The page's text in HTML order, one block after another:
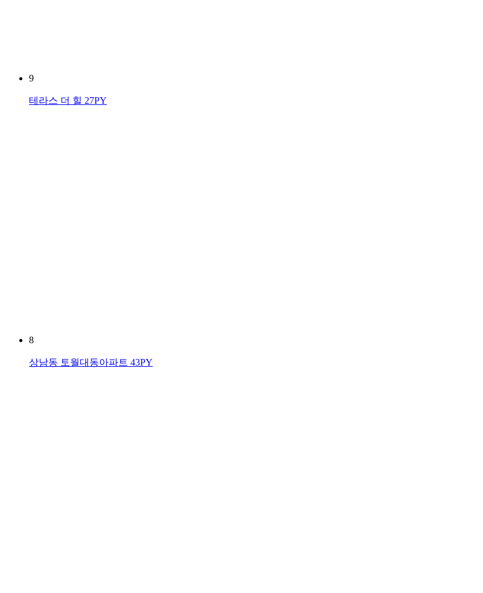
9
테라스 더 힐 27PY
8
상남동 토월대동아파트 43PY